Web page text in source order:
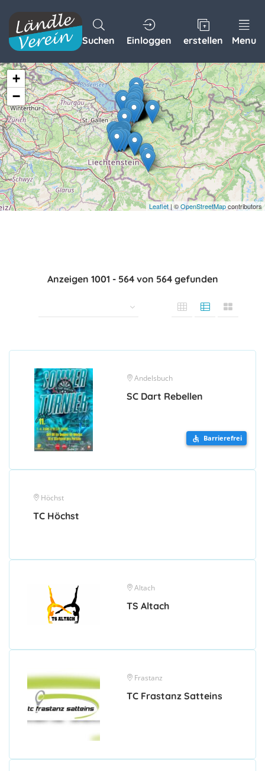
Suchen Einloggen erstellen Menu
Anzeigen 1001 - 564von 564gefunden
Andelsbuch
SC Dart Rebellen
Barrierefrei
Höchst
TC Höchst
Altach
TS Altach
Frastanz
TC Frastanz Satteins
+
−
Leaflet| ©OpenStreetMapcontributors